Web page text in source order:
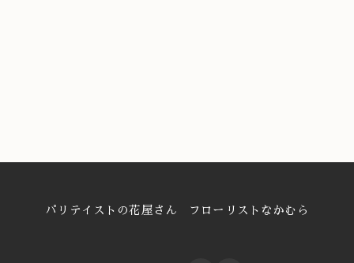
パリテイストの花屋さん フローリストなかむら